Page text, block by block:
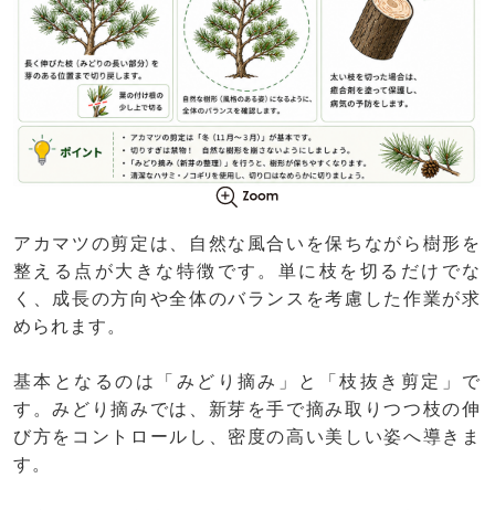
アカマツの剪定は、自然な風合いを保ちながら樹形を
整える点が大きな特徴です。単に枝を切るだけでな
く、成長の方向や全体のバランスを考慮した作業が求
められます。
基本となるのは「みどり摘み」と「枝抜き剪定」で
す。みどり摘みでは、新芽を手で摘み取りつつ枝の伸
び方をコントロールし、密度の高い美しい姿へ導きま
す。